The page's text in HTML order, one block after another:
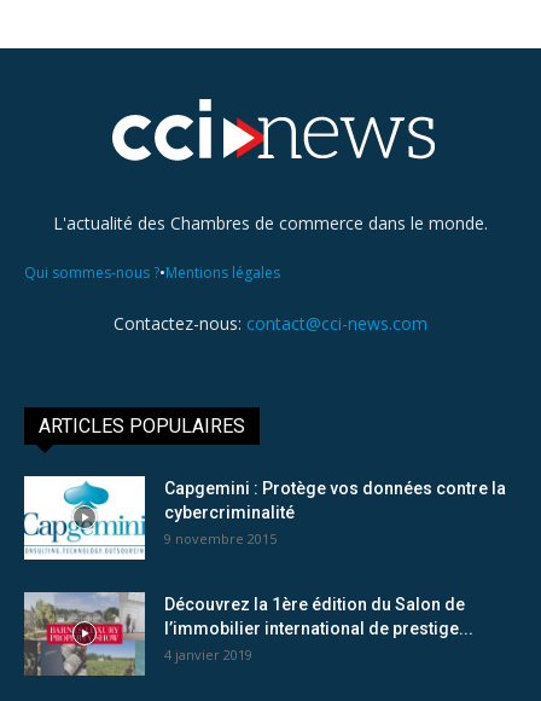
L'actualité des Chambres de commerce dans le monde.
Qui sommes-nous ?•Mentions légales
Contactez-nous: contact@cci-news.com
ARTICLES POPULAIRES
Capgemini : Protège vos données contre la
cybercriminalité
9 novembre 2015
Découvrez la 1ère édition du Salon de
l’immobilier international de prestige...
4 janvier 2019